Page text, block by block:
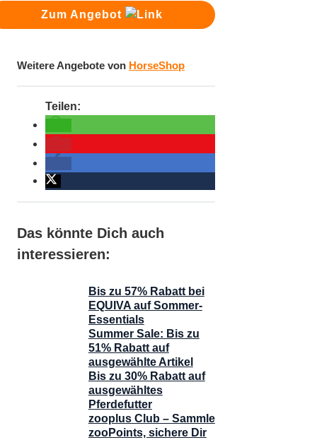
Zum Angebot
Weitere Angebote von HorseShop
Das könnte Dich auch
interessieren:
Bis zu 57% Rabatt bei
EQUIVA auf Sommer-
Essentials
Summer Sale: Bis zu
51% Rabatt auf
ausgewählte Artikel
Bis zu 30% Rabatt auf
ausgewähltes
Pferdefutter
zooplus Club – Sammle
zooPoints, sichere Dir